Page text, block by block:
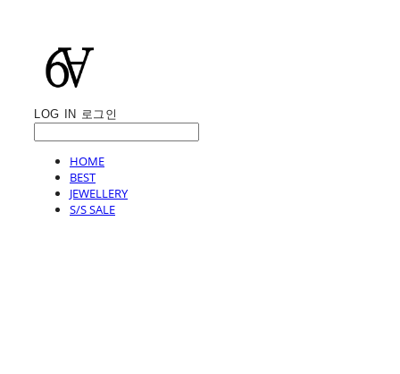
LOG IN 로그인
HOME
BEST
JEWELLERY
S/S SALE